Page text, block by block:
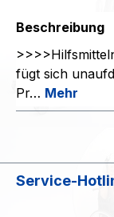
Beschreibung
fügt sich
Pr… Mehr
Service-